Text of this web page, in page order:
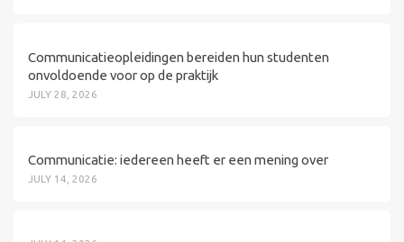
Communicatieopleidingen bereiden hun studenten
onvoldoende voor op de praktijk
JULY 28, 2026
Communicatie: iedereen heeft er een mening over
JULY 14, 2026